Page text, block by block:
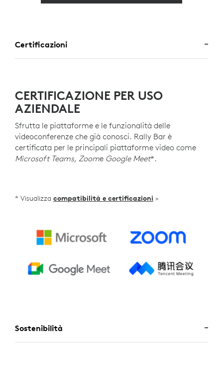
Certificazioni
CERTIFICAZIONE PER USO
AZIENDALE
Sfrutta le piattaforme e le funzionalità delle
videoconferenze che già conosci. Rally Bar è
certificata per le principali piattaforme video come
Microsoft Teams, Zoome Google Meet*.
* Visualizza compatibilità e certificazioni >
Sostenibilità